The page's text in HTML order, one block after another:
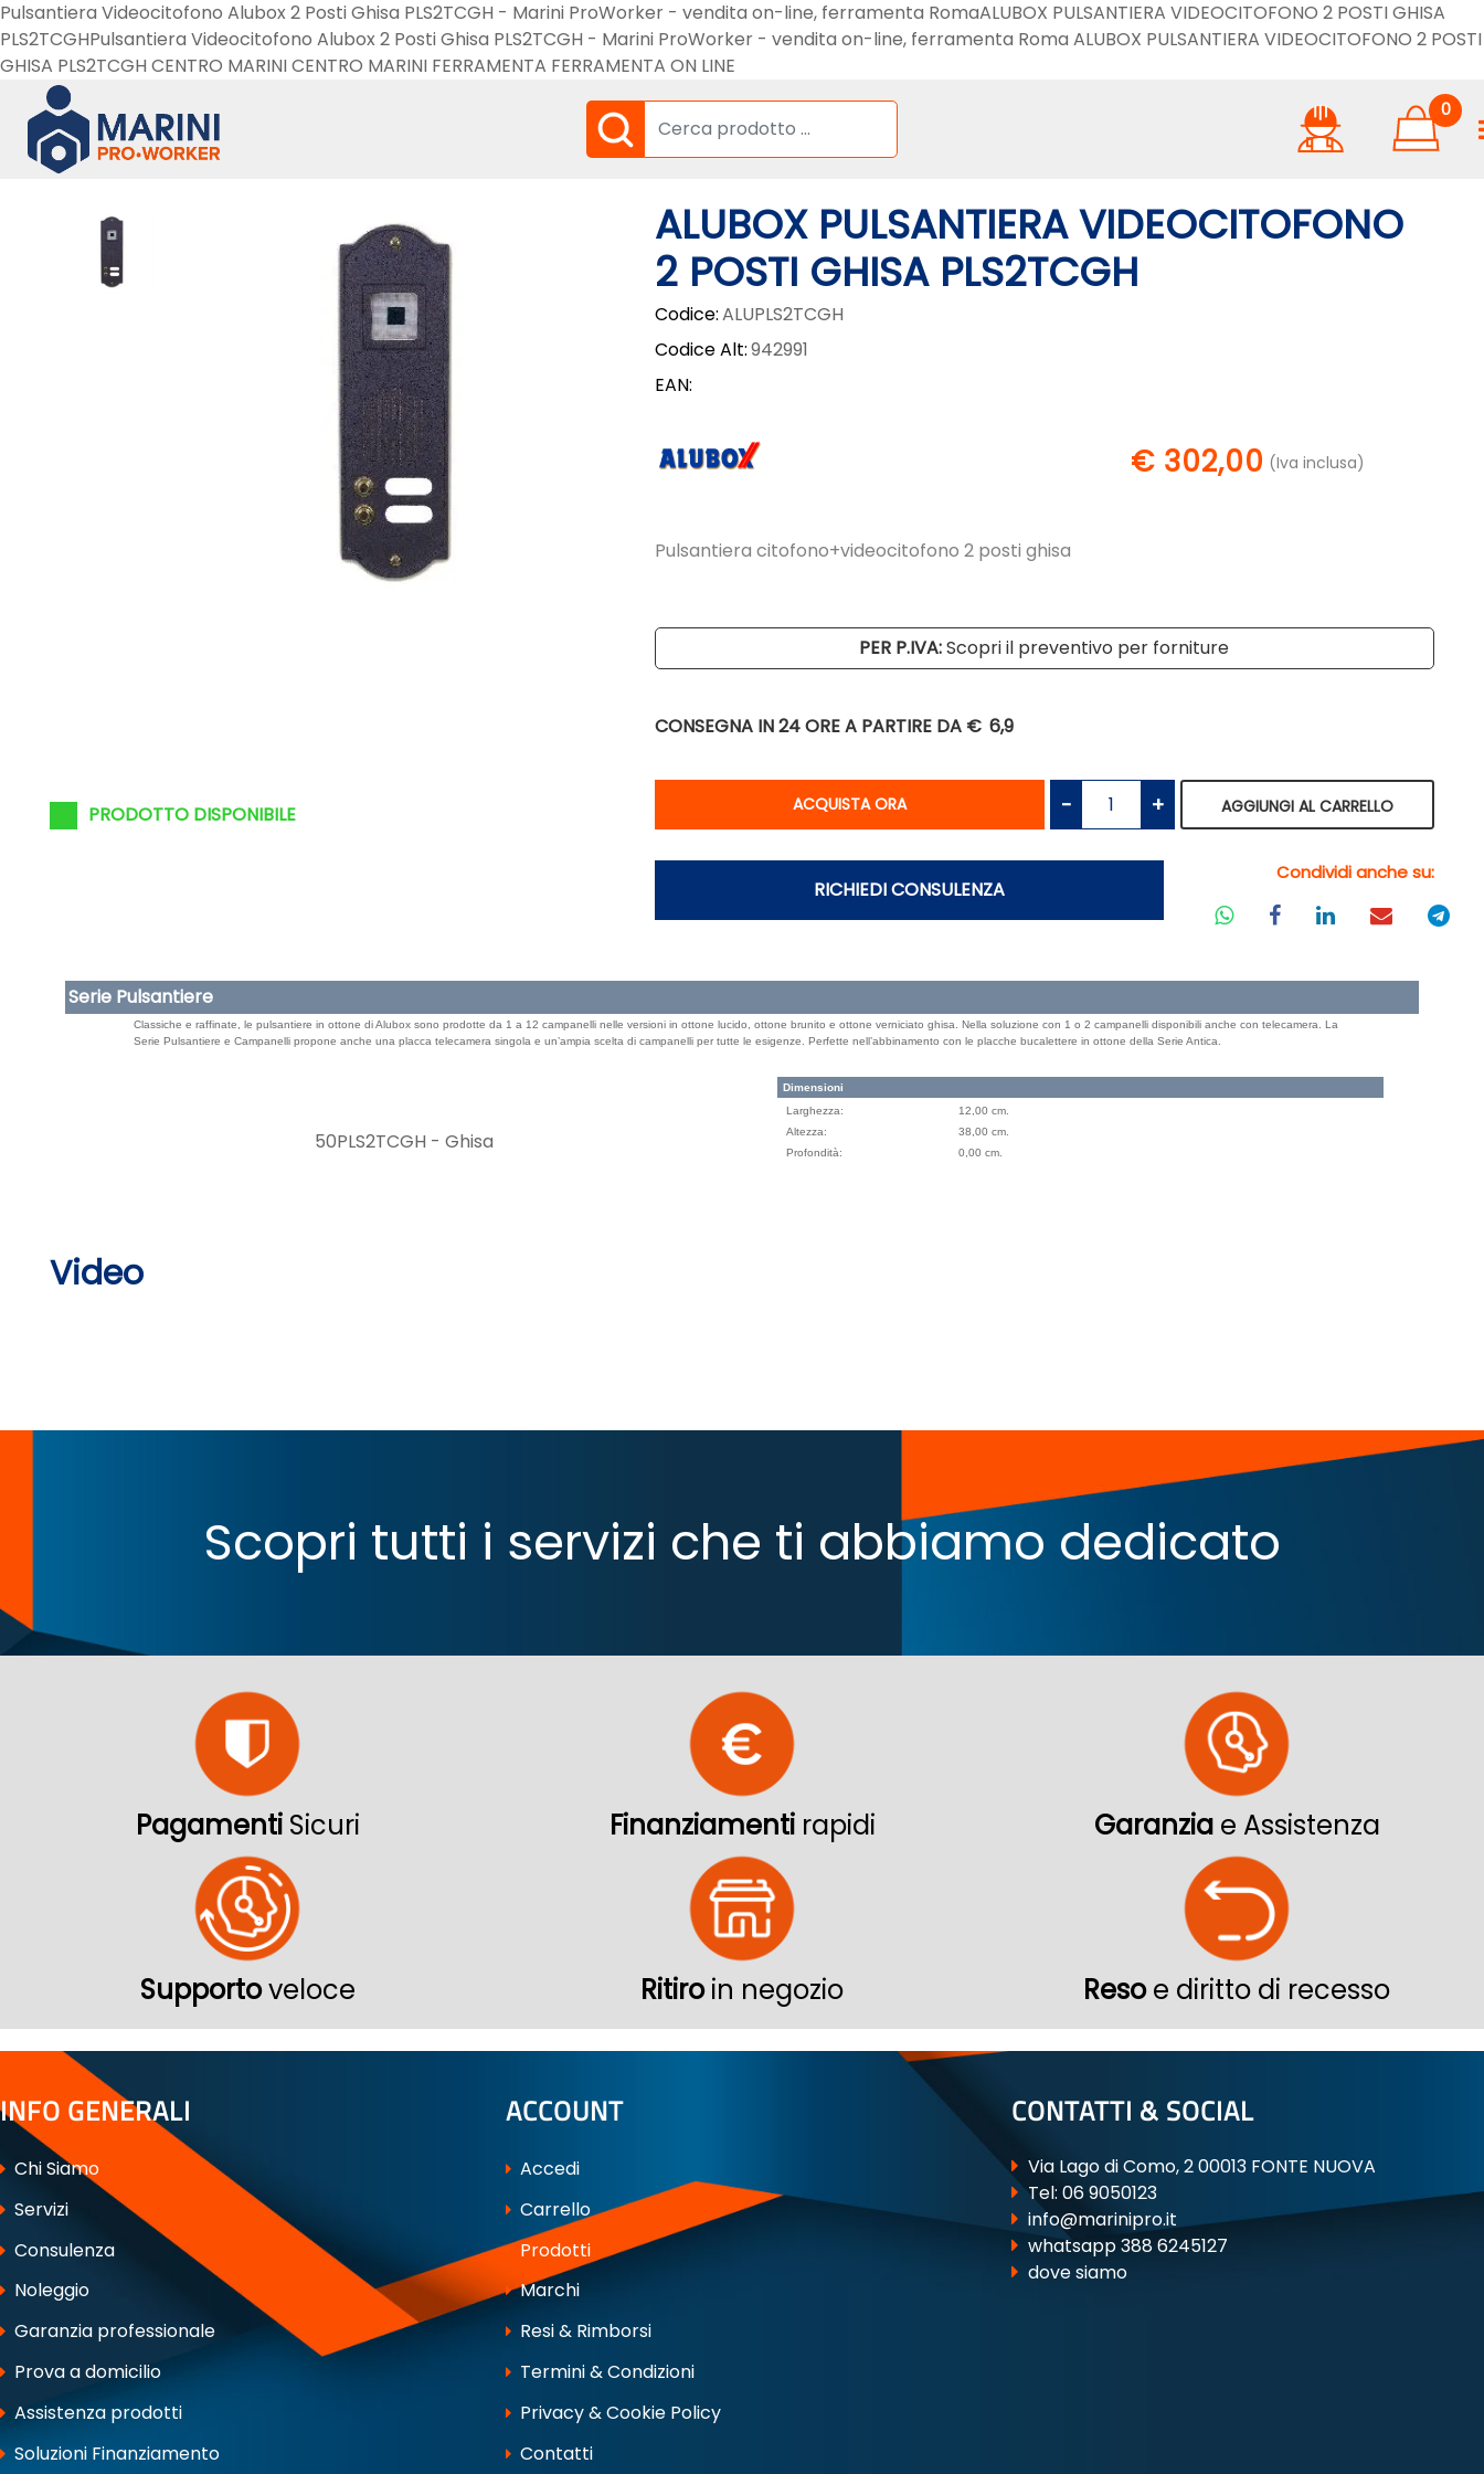
Pulsantiera Videocitofono Alubox 2 Posti Ghisa PLS2TCGH - Marini ProWorker - vendita on-line, ferramenta RomaALUBOX PULSANTIERA VIDEOCITOFONO 2 POSTI GHISA
PLS2TCGHPulsantiera Videocitofono Alubox 2 Posti Ghisa PLS2TCGH - Marini ProWorker - vendita on-line, ferramenta Roma ALUBOX PULSANTIERA VIDEOCITOFONO 2 POSTI
GHISA PLS2TCGH CENTRO MARINI CENTRO MARINI FERRAMENTA FERRAMENTA ON LINE
0
PRODOTTO DISPONIBILE
ALUBOX PULSANTIERA VIDEOCITOFONO
2 POSTI GHISA PLS2TCGH
Codice:ALUPLS2TCGH
Codice Alt:942991
EAN:
€ 302,00 (Iva inclusa)
Pulsantiera citofono+videocitofono 2 posti ghisa
PER P.IVA:Scopri il preventivo per forniture
CONSEGNA IN 24 OREA PARTIRE DA € 6,9
ACQUISTA ORA
Quantità
AGGIUNGI AL CARRELLO
RICHIEDI CONSULENZA
Condividi anche su:
Serie Pulsantiere
Classiche e raffinate, le pulsantiere in ottone di Alubox sono prodotte da 1 a 12 campanelli nelle versioni in ottone lucido, ottone brunito e ottone verniciato ghisa. Nella soluzione con 1 o 2 campanelli disponibili anche con telecamera. La
Serie Pulsantiere e Campanelli propone anche una placca telecamera singola e un’ampia scelta di campanelli per tutte le esigenze. Perfette nell’abbinamento con le placche bucalettere in ottone della Serie Antica.
50PLS2TCGH - Ghisa
Dimensioni
Larghezza:
12,00 cm.
Altezza:
38,00 cm.
Profondità:
0,00 cm.
Video
Scopri tutti i servizi che ti abbiamo dedicato
Pagamenti Sicuri Finanziamenti rapidi Garanzia e Assistenza
Supportoveloce Ritiroin negozio Resoe diritto di recesso
INFO GENERALI
Chi Siamo
Servizi
Consulenza
Noleggio
Garanzia professionale
Prova a domicilio
Assistenza prodotti
Soluzioni Finanziamento
ACCOUNT
Accedi
Carrello
Prodotti
Marchi
Resi & Rimborsi
Termini & Condizioni
Privacy & Cookie Policy
Contatti
CONTATTI & SOCIAL
Via Lago di Como, 2 00013 FONTE NUOVA
Tel: 06 9050123
info@marinipro.it
whatsapp 388 6245127
dove siamo